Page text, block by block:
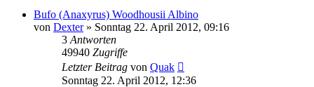
Bufo (Anaxyrus) Woodhousii Albino
von Dexter» Sonntag 22. April 2012, 09:16
3 Antworten
49940 Zugriffe
Letzter Beitrag von Quak
Sonntag 22. April 2012, 12:36